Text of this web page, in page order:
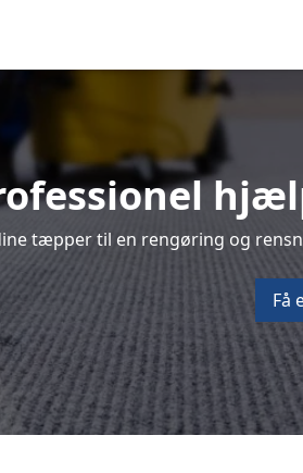
tæpper til en rengøring og
Få